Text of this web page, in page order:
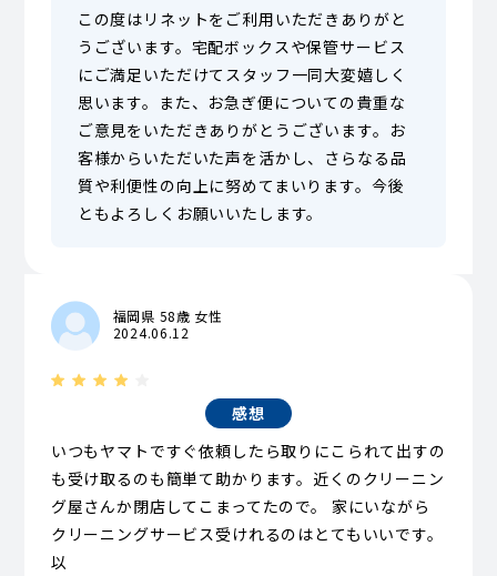
この度はリネットをご利用いただきありがと
うございます。宅配ボックスや保管サービス
にご満足いただけてスタッフ一同大変嬉しく
思います。また、お急ぎ便についての貴重な
ご意見をいただきありがとうございます。お
客様からいただいた声を活かし、さらなる品
質や利便性の向上に努めてまいります。今後
ともよろしくお願いいたします。
福岡県 58歳 女性
2024.06.12
感想
いつもヤマトですぐ依頼したら取りにこられて出すの
も受け取るのも簡単て助かります。近くのクリーニン
グ屋さんか閉店してこまってたので。 家にいながら
クリーニングサービス受けれるのはとてもいいです。
以